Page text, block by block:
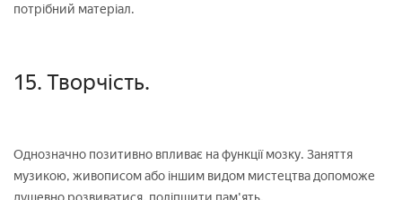
потрібний матеріал.
15. Творчість.
Однозначно позитивно впливає на функції мозку. Заняття
музикою, живописом або іншим видом мистецтва допоможе